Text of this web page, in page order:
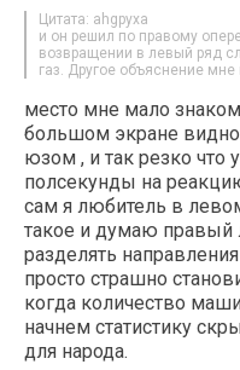
Цитата: ahgpyxa
и он решил по правому
возвращении в левый ряд
газ. Другое объяснение
место мне мало
большом экране
юзом , и так резко что
полсекунды на
сам я любитель в
такое и думаю правый
разделять
просто страшно
когда количество
начнем статистику
для народа.